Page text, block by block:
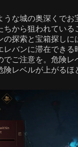
うな城の奥深くで
ちから狙われてい
の探索と宝箱探し
レバンに滞在でき
でご注意を。危険
険レベルが上がるほ